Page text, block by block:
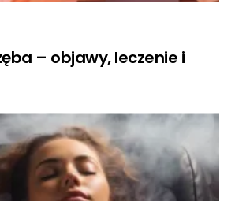
– objawy, leczenie i